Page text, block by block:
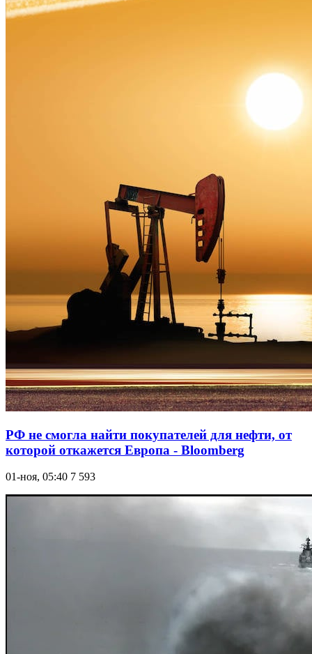
РФ не смогла найти покупателей для нефти, от
которой откажется Европа - Bloomberg
01-ноя, 05:40 7 593